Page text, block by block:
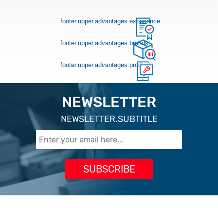
footer.upper.advantages.experience
footer.upper.advantages.brands
footer.upper.advantages.products
NEWSLETTER
NEWSLETTER.SUBTITLE